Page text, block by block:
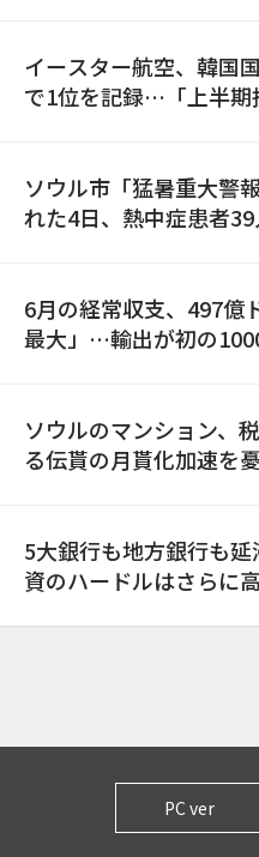
イースター航空、韓国
で1位を記録…「上半期
ソウル市「猛暑重大警
れた4日、熱中症患者
6月の経常収支、497億
最大」…輸出が初の
ソウルのマンション、
る伝貰の月貰化加速を
5大銀行も地方銀行も
資のハードルはさらに
PC ver